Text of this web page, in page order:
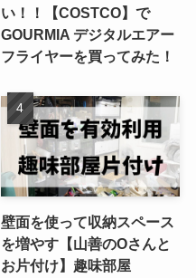
い！！【COSTCO】で
GOURMIA デジタルエアー
フライヤーを買ってみた！
壁面を使って収納スペース
を増やす【山善のOさんと
お片付け】趣味部屋